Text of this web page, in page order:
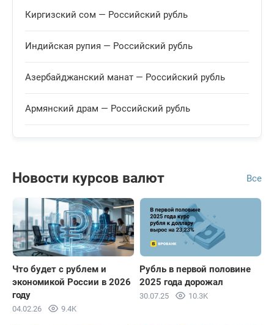
93.9583 +0.8677 Рассчитать
Корейская вона 1000 KRW
57.9130 +0.7767
17.5765 +0.2502
Молдавский лей 10 MDL
47.2936 +0.4489 Рассчитать
Киргизский сом — Российский рубль
Индийская рупия — Российский рубль
Азербайджанский манат — Российский рубль
Армянский драм — Российский рубль
Новости курсов валют Все
Что будет с рублем и
экономикой России в 2026
году
04.02.26 9.4K
Рубль в первой половине
2025 года дорожал
30.07.25 10.3K